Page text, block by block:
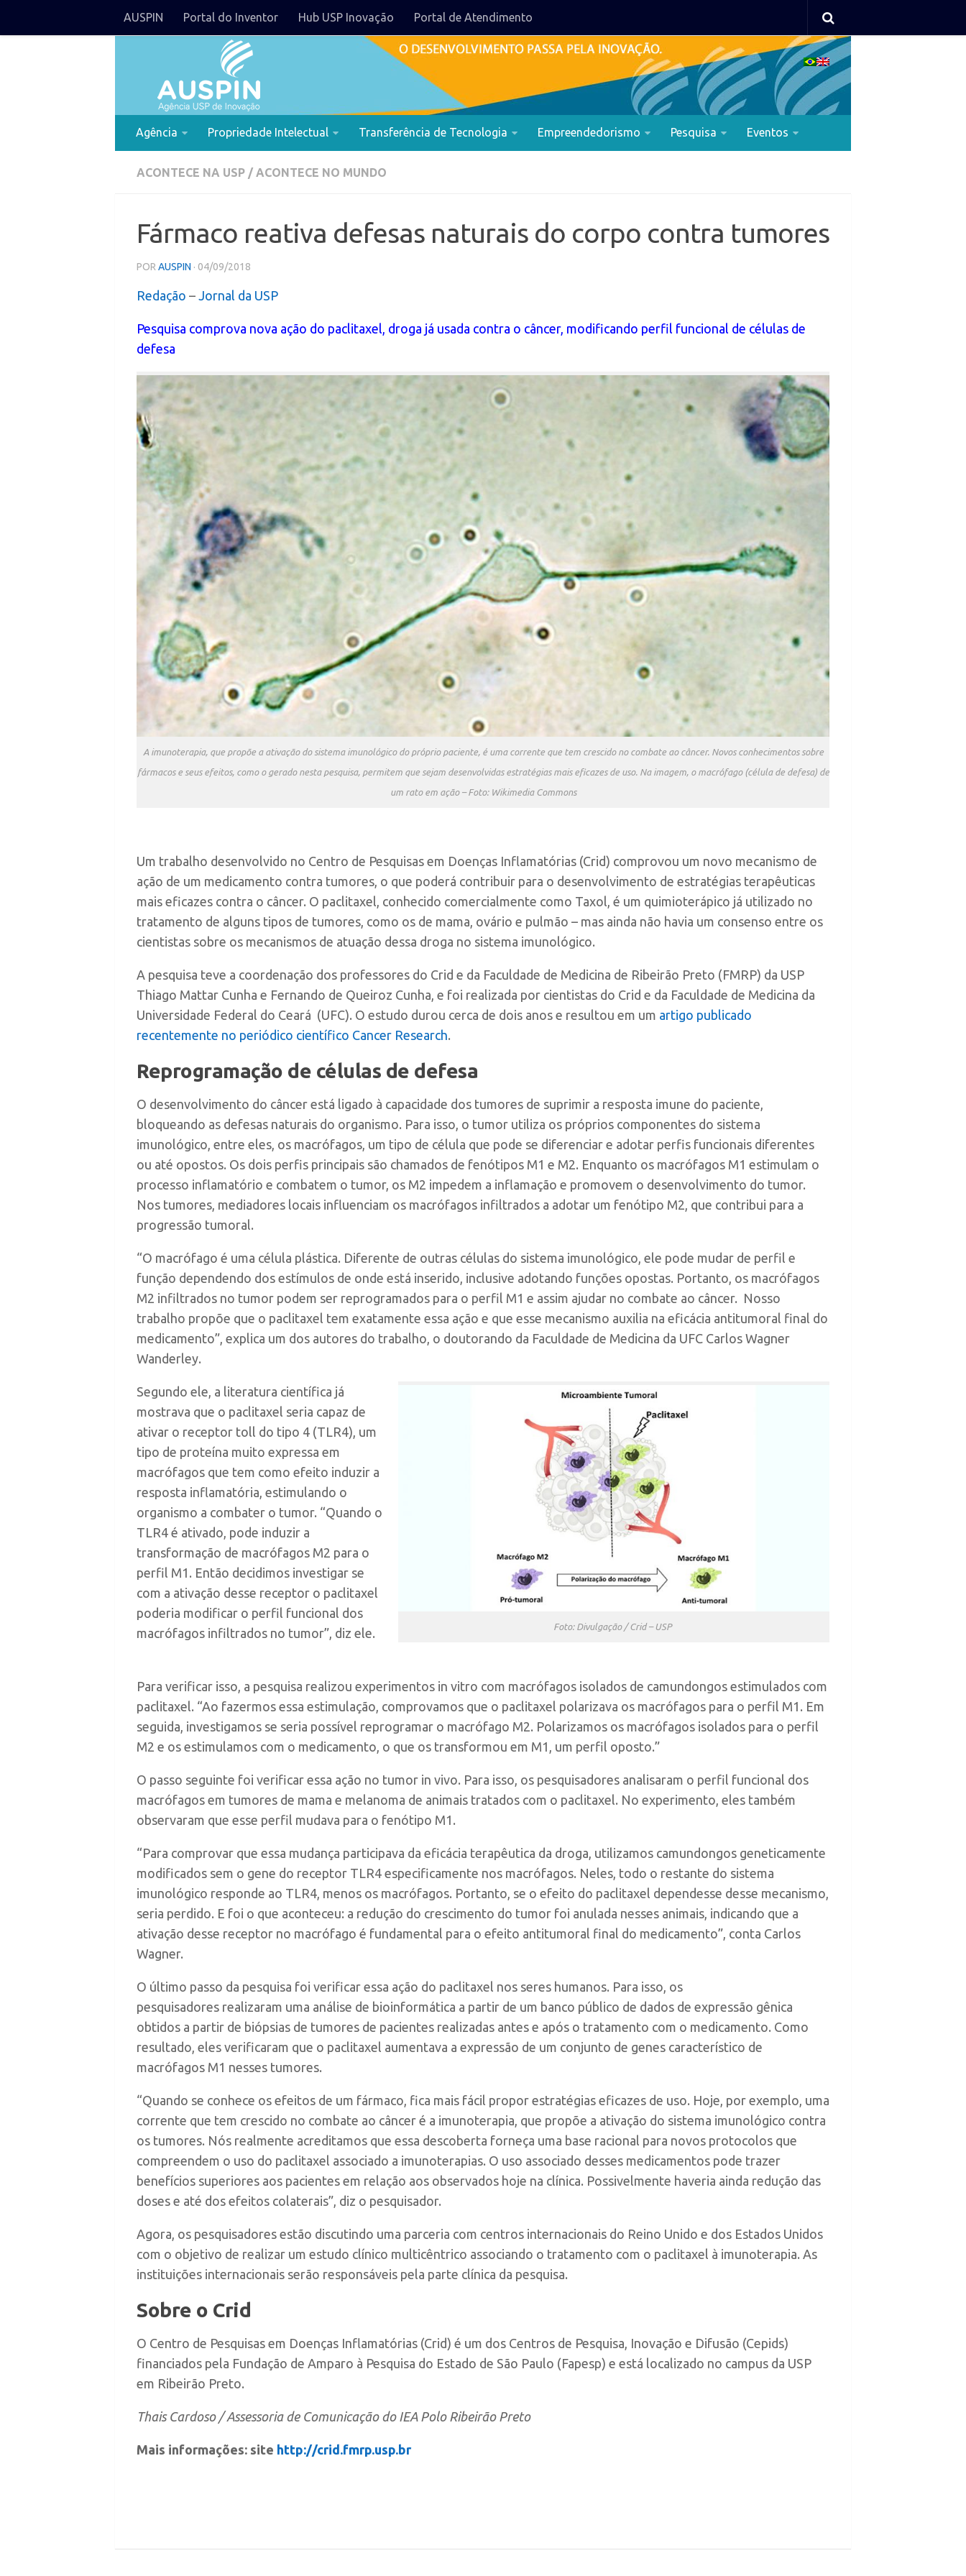
AUSPIN Portal do Inventor Hub USP Inovação Portal de Atendimento
Agência Propriedade Intelectual Transferência de Tecnologia Empreendedorismo Pesquisa Eventos
ACONTECE NA USP / ACONTECE NO MUNDO
Fármaco reativa defesas naturais do corpo contra tumores
POR AUSPIN · 04/09/2018
Redação – Jornal da USP
Pesquisa comprova nova ação do paclitaxel, droga já usada contra o câncer, modificando perfil funcional de células de
defesa
A imunoterapia, que propõe a ativação do sistema imunológico do próprio paciente, é uma corrente que tem crescido no combate ao câncer. Novos conhecimentos sobre
fármacos e seus efeitos, como o gerado nesta pesquisa, permitem que sejam desenvolvidas estratégias mais eficazes de uso. Na imagem, o macrófago (célula de defesa) de
um rato em ação – Foto: Wikimedia Commons
Um trabalho desenvolvido no Centro de Pesquisas em Doenças Inflamatórias (Crid) comprovou um novo mecanismo de
ação de um medicamento contra tumores, o que poderá contribuir para o desenvolvimento de estratégias terapêuticas
mais eficazes contra o câncer. O paclitaxel, conhecido comercialmente como Taxol, é um quimioterápico já utilizado no
tratamento de alguns tipos de tumores, como os de mama, ovário e pulmão – mas ainda não havia um consenso entre os
cientistas sobre os mecanismos de atuação dessa droga no sistema imunológico.
A pesquisa teve a coordenação dos professores do Crid e da Faculdade de Medicina de Ribeirão Preto (FMRP) da USP
Thiago Mattar Cunha e Fernando de Queiroz Cunha, e foi realizada por cientistas do Crid e da Faculdade de Medicina da
Universidade Federal do Ceará (UFC). O estudo durou cerca de dois anos e resultou em um artigo publicado
recentemente no periódico científico Cancer Research.
Reprogramação de células de defesa
O desenvolvimento do câncer está ligado à capacidade dos tumores de suprimir a resposta imune do paciente,
bloqueando as defesas naturais do organismo. Para isso, o tumor utiliza os próprios componentes do sistema
imunológico, entre eles, os macrófagos, um tipo de célula que pode se diferenciar e adotar perfis funcionais diferentes
ou até opostos. Os dois perfis principais são chamados de fenótipos M1 e M2. Enquanto os macrófagos M1 estimulam o
processo inflamatório e combatem o tumor, os M2 impedem a inflamação e promovem o desenvolvimento do tumor.
Nos tumores, mediadores locais influenciam os macrófagos infiltrados a adotar um fenótipo M2, que contribui para a
progressão tumoral.
“O macrófago é uma célula plástica. Diferente de outras células do sistema imunológico, ele pode mudar de perfil e
função dependendo dos estímulos de onde está inserido, inclusive adotando funções opostas. Portanto, os macrófagos
M2 infiltrados no tumor podem ser reprogramados para o perfil M1 e assim ajudar no combate ao câncer. Nosso
trabalho propõe que o paclitaxel tem exatamente essa ação e que esse mecanismo auxilia na eficácia antitumoral final do
medicamento”, explica um dos autores do trabalho, o doutorando da Faculdade de Medicina da UFC Carlos Wagner
Wanderley.
Foto: Divulgação / Crid – USP
Segundo ele, a literatura científica já
mostrava que o paclitaxel seria capaz de
ativar o receptor toll do tipo 4 (TLR4), um
tipo de proteína muito expressa em
macrófagos que tem como efeito induzir a
resposta inflamatória, estimulando o
organismo a combater o tumor. “Quando o
TLR4 é ativado, pode induzir a
transformação de macrófagos M2 para o
perfil M1. Então decidimos investigar se
com a ativação desse receptor o paclitaxel
poderia modificar o perfil funcional dos
macrófagos infiltrados no tumor”, diz ele.
Para verificar isso, a pesquisa realizou experimentos in vitro com macrófagos isolados de camundongos estimulados com
paclitaxel. “Ao fazermos essa estimulação, comprovamos que o paclitaxel polarizava os macrófagos para o perfil M1. Em
seguida, investigamos se seria possível reprogramar o macrófago M2. Polarizamos os macrófagos isolados para o perfil
M2 e os estimulamos com o medicamento, o que os transformou em M1, um perfil oposto.”
O passo seguinte foi verificar essa ação no tumor in vivo. Para isso, os pesquisadores analisaram o perfil funcional dos
macrófagos em tumores de mama e melanoma de animais tratados com o paclitaxel. No experimento, eles também
observaram que esse perfil mudava para o fenótipo M1.
“Para comprovar que essa mudança participava da eficácia terapêutica da droga, utilizamos camundongos geneticamente
modificados sem o gene do receptor TLR4 especificamente nos macrófagos. Neles, todo o restante do sistema
imunológico responde ao TLR4, menos os macrófagos. Portanto, se o efeito do paclitaxel dependesse desse mecanismo,
seria perdido. E foi o que aconteceu: a redução do crescimento do tumor foi anulada nesses animais, indicando que a
ativação desse receptor no macrófago é fundamental para o efeito antitumoral final do medicamento”, conta Carlos
Wagner.
O último passo da pesquisa foi verificar essa ação do paclitaxel nos seres humanos. Para isso, os
pesquisadores realizaram uma análise de bioinformática a partir de um banco público de dados de expressão gênica
obtidos a partir de biópsias de tumores de pacientes realizadas antes e após o tratamento com o medicamento. Como
resultado, eles verificaram que o paclitaxel aumentava a expressão de um conjunto de genes característico de
macrófagos M1 nesses tumores.
“Quando se conhece os efeitos de um fármaco, fica mais fácil propor estratégias eficazes de uso. Hoje, por exemplo, uma
corrente que tem crescido no combate ao câncer é a imunoterapia, que propõe a ativação do sistema imunológico contra
os tumores. Nós realmente acreditamos que essa descoberta forneça uma base racional para novos protocolos que
compreendem o uso do paclitaxel associado a imunoterapias. O uso associado desses medicamentos pode trazer
benefícios superiores aos pacientes em relação aos observados hoje na clínica. Possivelmente haveria ainda redução das
doses e até dos efeitos colaterais”, diz o pesquisador.
Agora, os pesquisadores estão discutindo uma parceria com centros internacionais do Reino Unido e dos Estados Unidos
com o objetivo de realizar um estudo clínico multicêntrico associando o tratamento com o paclitaxel à imunoterapia. As
instituições internacionais serão responsáveis pela parte clínica da pesquisa.
Sobre o Crid
O Centro de Pesquisas em Doenças Inflamatórias (Crid) é um dos Centros de Pesquisa, Inovação e Difusão (Cepids)
financiados pela Fundação de Amparo à Pesquisa do Estado de São Paulo (Fapesp) e está localizado no campus da USP
em Ribeirão Preto.
Thais Cardoso / Assessoria de Comunicação do IEA Polo Ribeirão Preto
Mais informações: site http://crid.fmrp.usp.br